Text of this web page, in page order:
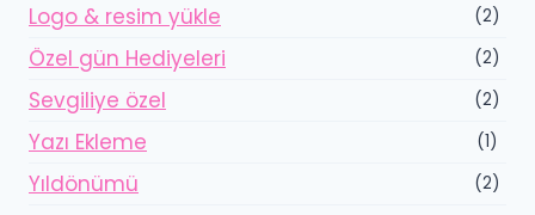
Logo & resim yükle (2)
Özel gün Hediyeleri (2)
Sevgiliye özel (2)
Yazı Ekleme (1)
Yıldönümü (2)